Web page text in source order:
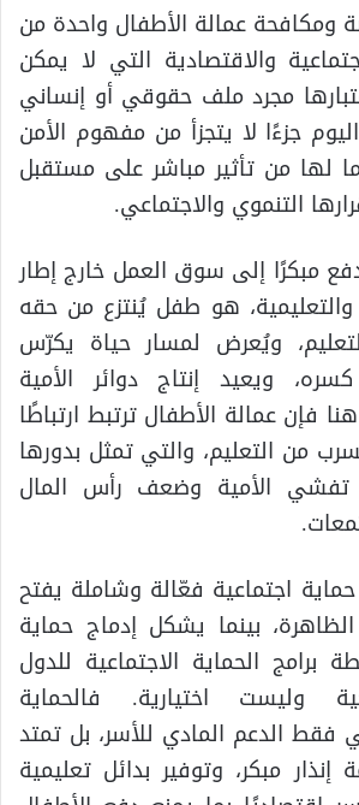
عمالة الأطفال واحدة من
والاقتصادية التي لا يمكن
مجرد ملف حقوقي أو إنساني
جزءًا لا يتجزأ من مفهوم الأمن
لها من تأثير مباشر على مستقبل
التنموي والاجتماعي.
مبكرًا إلى سوق العمل خارج إطار
والتعليمية، هو طفل يُنتزع من حقه
ويُعرض لمسار حياة يكرّس
ويعيد إنتاج دوائر الأمية
فإن عمالة الأطفال ترتبط ارتباطًا
من التعليم، والتي تمثل بدورها
الأمية وضعف رأس المال
اجتماعية فعّالة وشاملة يفتح
بينما يشكل إدماج حماية
الحماية الاجتماعية للدول
وليست اختيارية. فالحماية
فقط الدعم المادي للأسر، بل تمتد
إنذار مبكر، وتوفير بدائل تعليمية